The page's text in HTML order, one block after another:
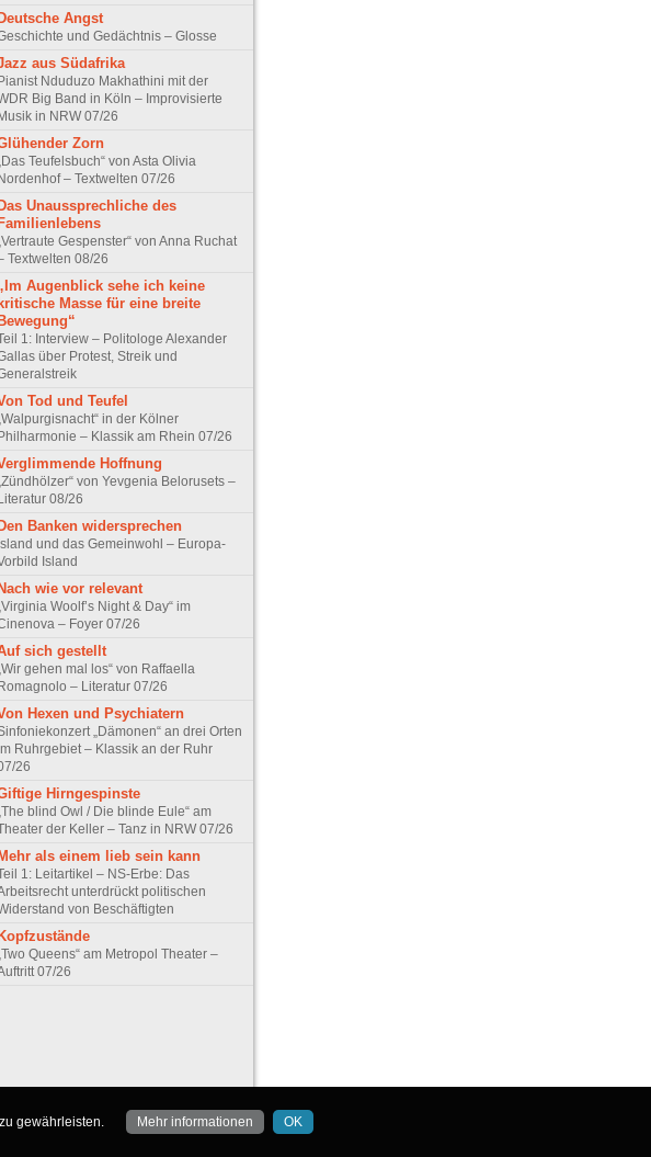
Deutsche Angst
und Gedächtnis – Glosse
aus Südafrika
Nduduzo Makhathini mit der
Big Band in Köln – Improvisierte
in NRW 07/26
Zorn
„Das Teufelsbuch“ von Asta Olivia
– Textwelten 07/26
Das Unaussprechliche des
Familienlebens
„Vertraute Gespenster“ von Anna Ruchat
Textwelten 08/26
Augenblick sehe ich keine
kritische Masse für eine breite
Bewegung“
1: Interview – Politologe Alexander
über Protest, Streik und
Tod und Teufel
„Walpurgisnacht“ in der Kölner
– Klassik am Rhein 07/26
Hoffnung
„Zündhölzer“ von Yevgenia Belorusets –
08/26
Den Banken widersprechen
und das Gemeinwohl – Europa-
Island
Nach wie vor relevant
„Virginia Woolf’s Night & Day“ im
– Foyer 07/26
sich gestellt
„Wir gehen mal los“ von Raffaella
– Literatur 07/26
Hexen und Psychiatern
„Dämonen“ an drei Orten
Ruhrgebiet – Klassik an der Ruhr
26
Hirngespinste
„The blind Owl / Die blinde Eule“ am
der Keller – Tanz in NRW 07/26
Mehr als einem lieb sein kann
1: Leitartikel – NS-Erbe: Das
unterdrückt politischen
von Beschäftigten
Kopfzustände
„Two Queens“ am Metropol Theater –
07/26
gewährleisten. Mehr informationen OK